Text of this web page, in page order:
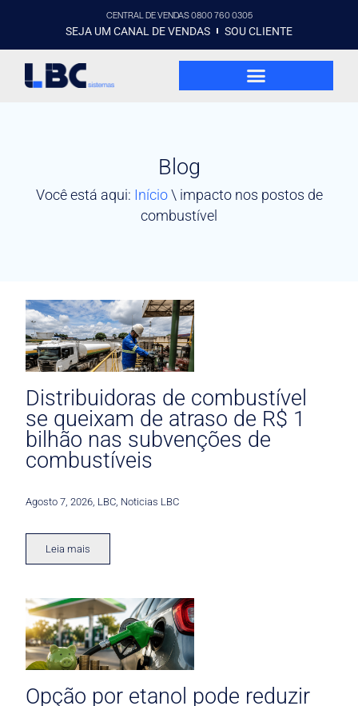
CENTRAL DE VENDAS 0800 760 0305
SEJA UM CANAL DE VENDAS SOU CLIENTE
Blog
Você está aqui: Início\ impacto nos postos de
combustível
Distribuidoras de combustível
se queixam de atraso de R$ 1
bilhão nas subvenções de
combustíveis
Agosto 7, 2026 LBC Noticias LBC
Leia mais
Opção por etanol pode reduzir